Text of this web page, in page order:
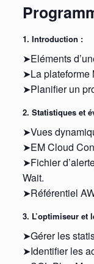
1. Introduction :
➤Eléments
➤La plateforme
➤Planifier un
2. Statistiques et
➤Vues
➤EM Cloud
➤Fichier
Wait.
➤Référentiel
3. L’optimiseur et
➤Gérer les
➤Identifier les